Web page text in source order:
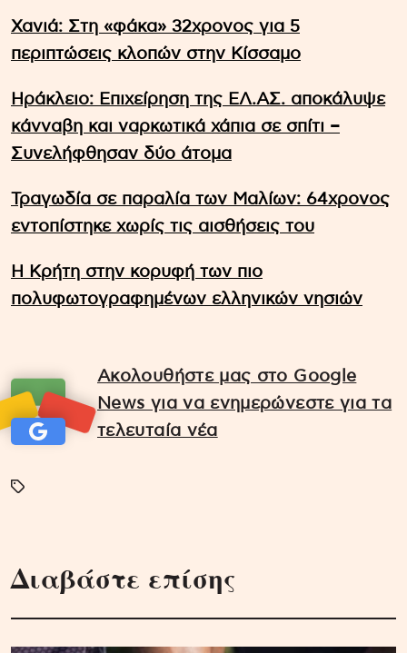
Χανιά: Στη «φάκα» 32χρονος για 5
περιπτώσεις κλοπών στην Κίσσαμο
Ηράκλειο: Επιχείρηση της ΕΛ.ΑΣ. αποκάλυψε
κάνναβη και ναρκωτικά χάπια σε σπίτι –
Συνελήφθησαν δύο άτομα
Τραγωδία σε παραλία των Μαλίων: 64χρονος
εντοπίστηκε χωρίς τις αισθήσεις του
Η Κρήτη στην κορυφή των πιο
πολυφωτογραφημένων ελληνικών νησιών
Ακολουθήστε μας στο Google
News για να ενημερώνεστε για τα
τελευταία νέα
Διαβάστε επίσης